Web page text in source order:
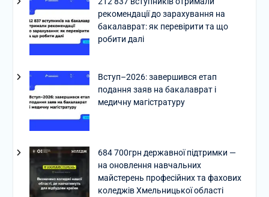
рекомендації до зарахування на
бакалаврат: як перевірити та що
робити далі
Вступ–2026: завершився етап
подання заяв на бакалаврат і
медичну магістратуру
684 700грн державної підтримки —
на оновлення навчальних
майстерень професійних та фахових
коледжів Хмельницької області